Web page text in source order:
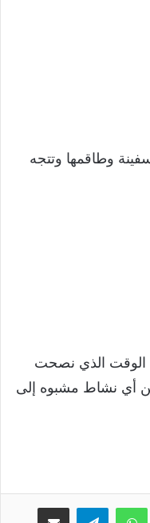
وطاقمها وتتجه
الوقت الذي نصحت
عن أي نشاط مشبوه إلى
واتسابتيلقرام مشاركة عبر البريد